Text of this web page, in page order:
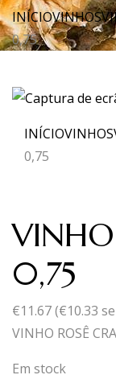
INÍCIOVINHOS
0,75
INÍCIOVINHOS
0,75
VINHO
0,75
€11.67(€10.33
VINHO ROSÊ
Em stock